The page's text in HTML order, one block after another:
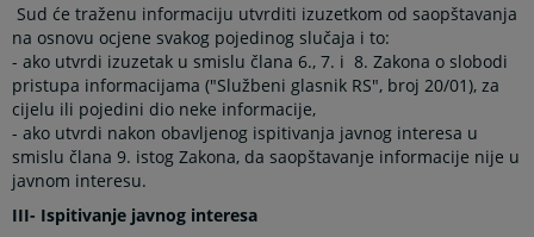
Sud će traženu informaciju utvrditi izuzetkom od saopštavanja
na osnovu ocjene svakog pojedinog slučaja i to:
- ako utvrdi izuzetak u smislu člana 6., 7. i 8. Zakona o slobodi
pristupa informacijama ("Službeni glasnik RS", broj 20/01), za
cijelu ili pojedini dio neke informacije,
- ako utvrdi nakon obavljenog ispitivanja javnog interesa u
smislu člana 9. istog Zakona, da saopštavanje informacije nije u
javnom interesu.
III- Ispitivanje javnog interesa